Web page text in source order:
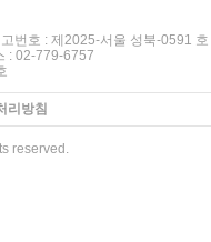
번호 : 제2025-서울 성북-0591 호
: 02-779-6757
리방침
reserved.